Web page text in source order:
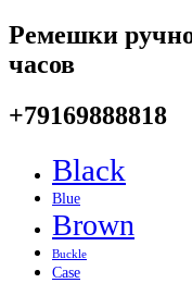
Ремешки
часов
+79169888818
Black
Blue
Brown
Buckle
Case